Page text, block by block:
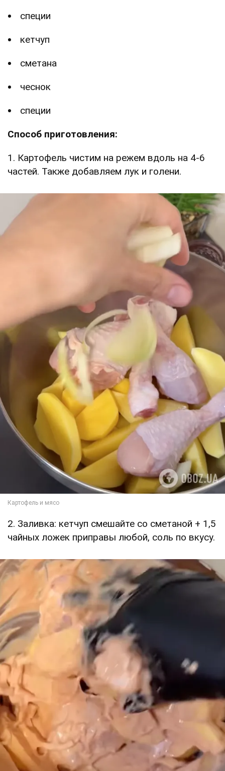
специи
кетчуп
сметана
чеснок
специи
Способ приготовления:
1. Картофель чистим на режем вдоль на 4-6
частей. Также добавляем лук и голени.
2. Заливка: кетчуп смешайте со сметаной + 1,5
чайных ложек приправы любой, соль по вкусу.